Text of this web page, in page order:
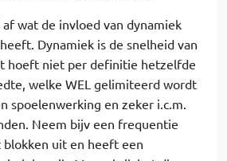
wat de invloed van dynamiek
Dynamiek is de snelheid van
hoeft niet per definitie hetzelfde
welke WEL gelimiteerd wordt
spoelenwerking en zeker i.c.m.
Neem bijv een frequentie
uit en heeft een